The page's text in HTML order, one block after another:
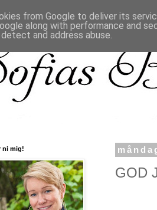
GOD
ni mig!
from Google to deliver its
along with performance and
and address abuse.